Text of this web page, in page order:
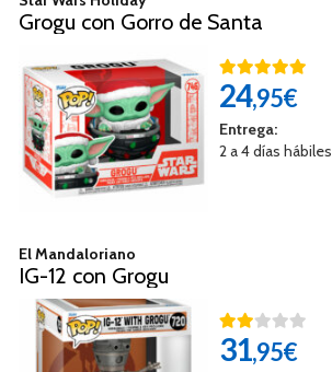
Grogu con Gorro de Santa
24,95€
Entrega:
2 a 4 días hábiles
El Mandaloriano
IG-12 con Grogu
31,95€